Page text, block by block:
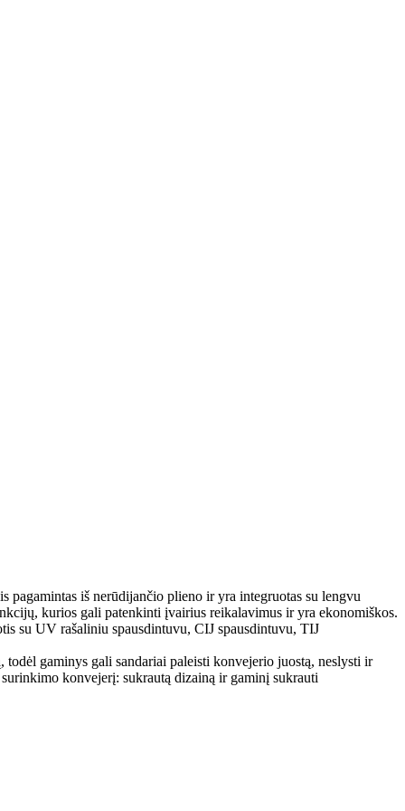
pagamintas iš nerūdijančio plieno ir yra integruotas su lengvu
kurios gali patenkinti įvairius reikalavimus ir yra ekonomiškos.
su UV rašaliniu spausdintuvu, CIJ spausdintuvu, TIJ
gaminys gali sandariai paleisti konvejerio juostą, neslysti ir
konvejerį: sukrautą dizainą ir gaminį sukrauti